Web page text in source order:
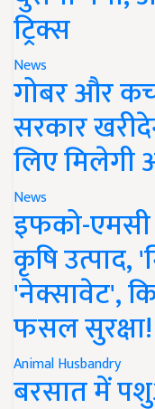
ट्रिक्स
News
गोबर और
सरकार
लिए मिलेगी
News
इफको-एमसी
कृषि उत्पाद,
'नेक्सावेट',
फसल सुरक्षा!
Animal Husbandry
बरसात में